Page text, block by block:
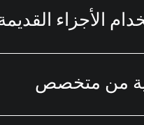
الأجزاء
من متخصص